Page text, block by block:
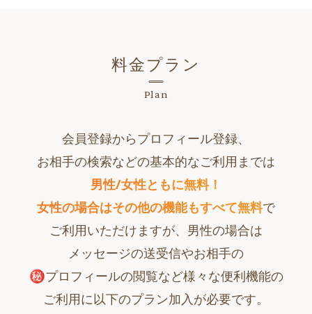
料金プラン
Plan
会員登録からプロフィール登録、
お相手の検索などの基本的なご利用までは
男性/女性ともに無料！
女性の場合はその他の機能もすべて無料で
ご利用いただけますが、男性の場合は
メッセージの送受信やお相手の
㊙︎プロフィールの閲覧など様々な便利機能の
ご利用に以下のプラン加入が必要です。